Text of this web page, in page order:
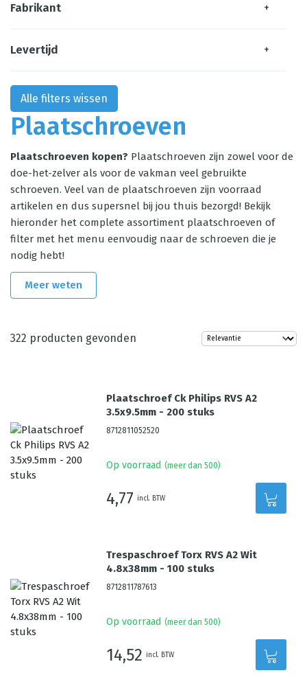
Plaatschroeven
Plaatschroeven kopen? Plaatschroeven zijn zowel voor de
doe-het-zelver als voor de vakman veel gebruikte
schroeven. Veel van de plaatschroeven zijn voorraad
artikelen en dus supersnel bij jou thuis bezorgd! Bekijk
hieronder het complete assortiment plaatschroeven of
filter met het menu eenvoudig naar de schroeven die je
nodig hebt!
Meer weten
322 producten gevonden
Plaatschroef Ck Philips RVS A2
3.5x9.5mm - 200 stuks
8712811052520
Op voorraad (meer dan 500)
4,77 incl. BTW
Trespaschroef Torx RVS A2 Wit
4.8x38mm - 100 stuks
8712811787613
Op voorraad (meer dan 500)
14,52 incl. BTW
Fabrikant +
Levertijd +
Alle filters wissen